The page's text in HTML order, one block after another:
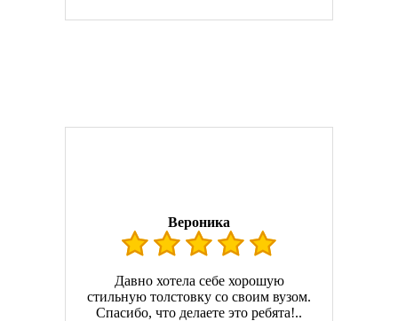
Вероника
Давно хотела себе хорошую
стильную толстовку со своим вузом.
Спасибо, что делаете это ребята!..